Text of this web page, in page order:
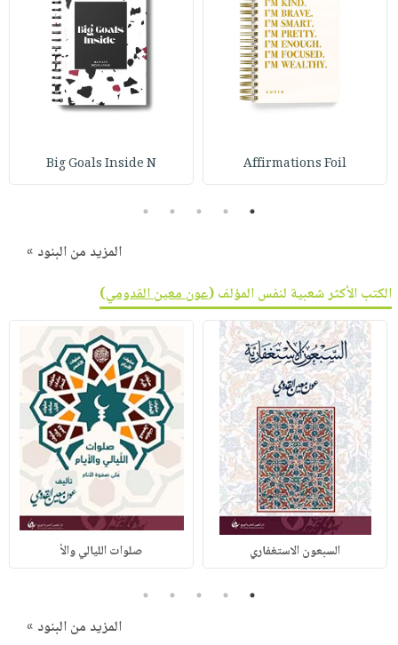
Affirmations Foil
Big Goals Inside N
1
2
3
4
5
المزيد من البنود »
الكتب الأكثر شعبية لنفس المؤلف (عون معين القدومي)
السبعون الاستغفاري صلوات الليالي والأ
1
2
3
4
5
المزيد من البنود »